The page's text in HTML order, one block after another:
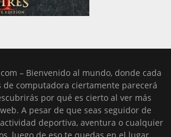
– Bienvenido al mundo, donde cada
de computadora ciertamente parecerá
por qué es cierto al ver más
A pesar de que seas seguidor de
deportiva, aventura o cualquier